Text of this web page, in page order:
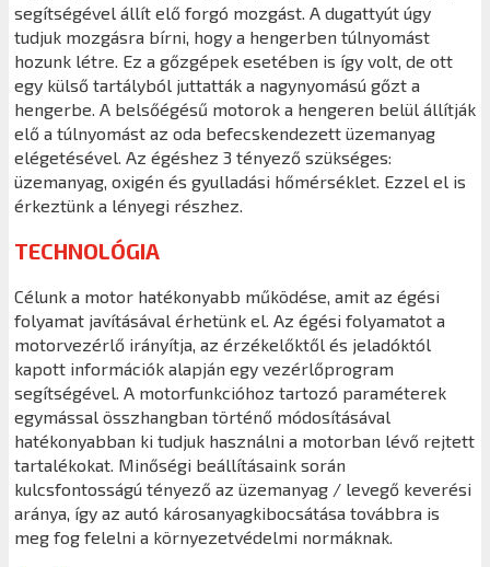
segítségével állít elő forgó mozgást. A dugattyút úgy
tudjuk mozgásra bírni, hogy a hengerben túlnyomást
hozunk létre. Ez a gőzgépek esetében is így volt, de ott
egy külső tartályból juttatták a nagynyomású gőzt a
hengerbe. A belsőégésű motorok a hengeren belül állítják
elő a túlnyomást az oda befecskendezett üzemanyag
elégetésével. Az égéshez 3 tényező szükséges:
üzemanyag, oxigén és gyulladási hőmérséklet. Ezzel el is
érkeztünk a lényegi részhez.
TECHNOLÓGIA
Célunk a motor hatékonyabb működése, amit az égési
folyamat javításával érhetünk el. Az égési folyamatot a
motorvezérlő irányítja, az érzékelőktől és jeladóktól
kapott információk alapján egy vezérlőprogram
segítségével. A motorfunkcióhoz tartozó paraméterek
egymással összhangban történő módosításával
hatékonyabban ki tudjuk használni a motorban lévő rejtett
tartalékokat. Minőségi beállításaink során
kulcsfontosságú tényező az üzemanyag / levegő keverési
aránya, így az autó károsanyagkibocsátása továbbra is
meg fog felelni a környezetvédelmi normáknak.